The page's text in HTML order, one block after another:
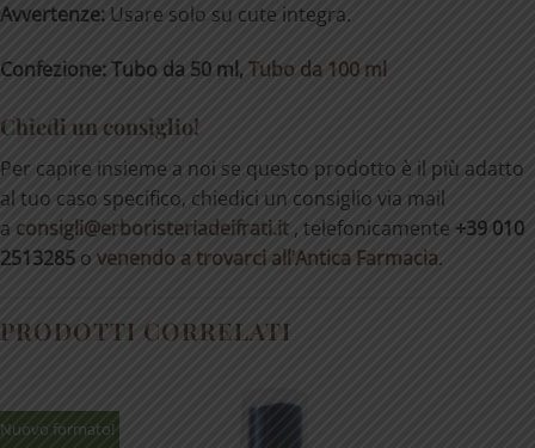
Avvertenze: Usare solo su cute integra.
Confezione: Tubo da 50 ml,Tubo da 100 ml
Chiedi un consiglio!
Per capire insieme a noi se questo prodotto è il più adatto
al tuo caso specifico, chiedici un consiglio via mail
a consigli@erboristeriadeifrati.it , telefonicamente +39 010
2513285 o venendo a trovarci all’Antica Farmacia.
PRODOTTI CORRELATI
Nuovo formato!